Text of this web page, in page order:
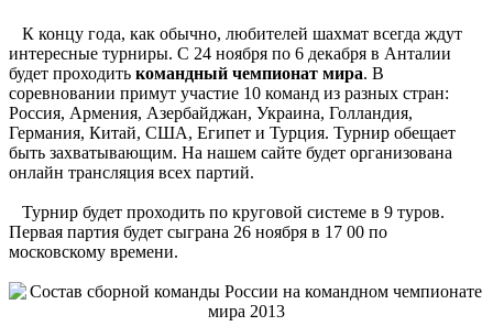
К концу года, как обычно, любителей шахмат всегда ждут
интересные турниры. С 24 ноября по 6 декабря в Анталии
будет проходить командный чемпионат мира. В
соревновании примут участие 10 команд из разных стран:
Россия, Армения, Азербайджан, Украина, Голландия,
Германия, Китай, США, Египет и Турция. Турнир обещает
быть захватывающим. На нашем сайте будет организована
онлайн трансляция всех партий.
Турнир будет проходить по круговой системе в 9 туров.
Первая партия будет сыграна 26 ноября в 17 00 по
московскому времени.